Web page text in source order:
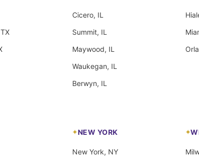
Cicero, IL
Summit, IL
Maywood, IL
Waukegan, IL
Berwyn, IL
NEW YORK
New York, NY